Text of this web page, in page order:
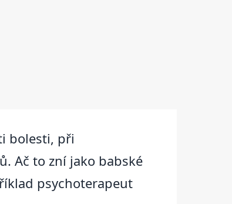
bolesti, při
Ač to zní jako babské
psychoterapeut